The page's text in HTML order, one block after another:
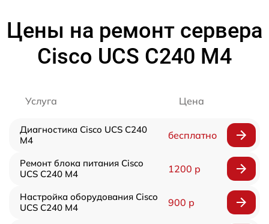
Цены на ремонт сервера
Cisco UCS C240 M4
Услуга Цена
Диагностика Cisco UCS C240
M4
бесплатно
Ремонт блока питания Cisco
UCS C240 M4
1200 р
Настройка оборудования Cisco
UCS C240 M4
900 р